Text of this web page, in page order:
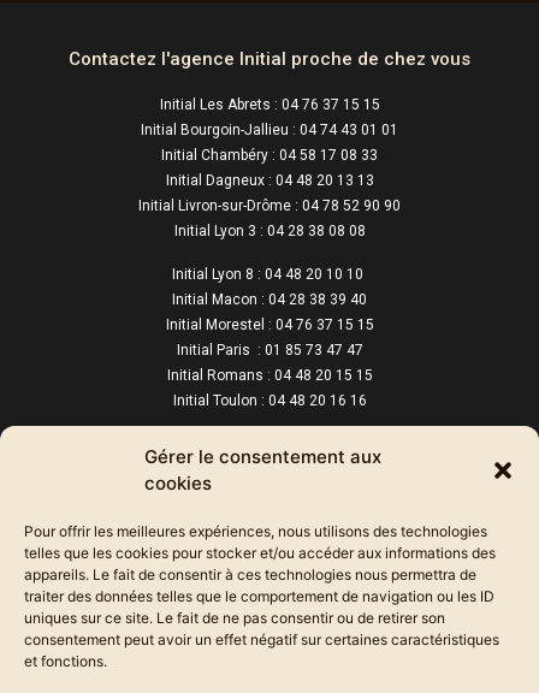
Gérer le consentement aux
cookies
Pour offrir les meilleures expériences, nous utilisons des technologies
telles que les cookies pour stocker et/ou accéder aux informations des
appareils. Le fait de consentir à ces technologies nous permettra de
traiter des données telles que le comportement de navigation ou les ID
uniques sur ce site. Le fait de ne pas consentir ou de retirer son
consentement peut avoir un effet négatif sur certaines caractéristiques
et fonctions.
Contactez l'agence Initial proche de chez vous
Initial Les Abrets : 04 76 37 15 15
Initial Bourgoin-Jallieu : 04 74 43 01 01
Initial Chambéry : 04 58 17 08 33
Initial Dagneux : 04 48 20 13 13
Initial Livron-sur-Drôme : 04 78 52 90 90
Initial Lyon 3 : 04 28 38 08 08
Initial Lyon 8 : 04 48 20 10 10
Initial Macon : 04 28 38 39 40
Initial Morestel : 04 76 37 15 15
Initial Paris : 01 85 73 47 47
Initial Romans : 04 48 20 15 15
Initial Toulon : 04 48 20 16 16
Initial La Verpillière : 04 74 95 11 22
Initial Voiron : 04 48 20 12 12